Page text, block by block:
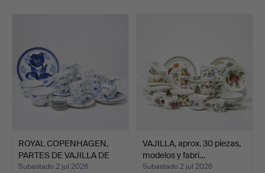
ROYAL COPENHAGEN,
PARTES DE VAJILLA DE
CAF…
Subastado 2 jul 2026
VAJILLA, aprox. 30 piezas,
modelos y fabri…
Subastado 2 jul 2026